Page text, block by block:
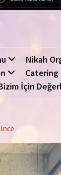
Nikah
İçin